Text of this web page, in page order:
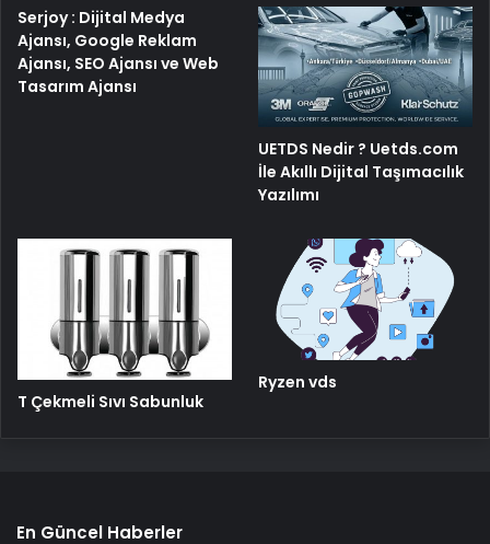
Serjoy : Dijital Medya
Ajansı, Google Reklam
Ajansı, SEO Ajansı ve Web
Tasarım Ajansı
UETDS Nedir ? Uetds.com
İle Akıllı Dijital Taşımacılık
Yazılımı
T Çekmeli Sıvı Sabunluk
Ryzen vds
En Güncel Haberler